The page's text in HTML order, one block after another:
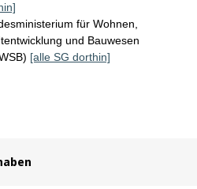
für Wohnen,
und Bauwesen
[alle SG dorthin]